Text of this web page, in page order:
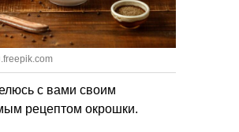
с вами своим
рецептом окрошки.